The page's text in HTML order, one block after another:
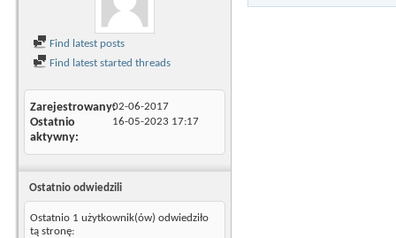
Find latest posts
Find latest started threads
Zarejestrowany02-06-2017
Ostatnio
aktywny
16-05-2023 17:17
Ostatnio odwiedzili
Ostatnio 1 użytkownik(ów) odwiedziło
tą stronę: